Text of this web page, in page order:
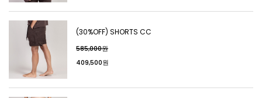
(30%OFF) SHORTS CC
585,000원
409,500원